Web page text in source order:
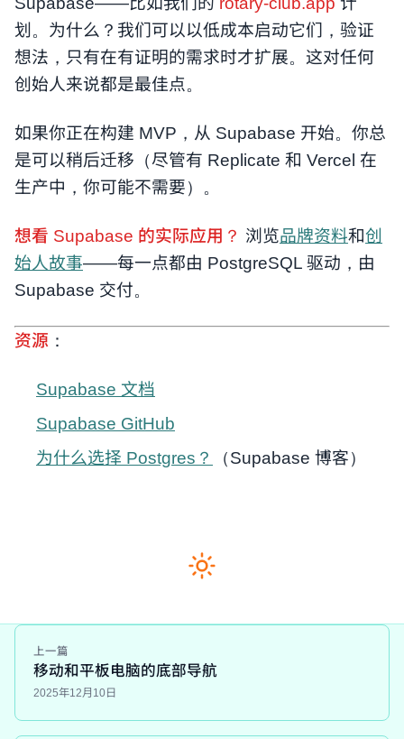
划。为什么？我们可以以低成本启动它们，验证
想法，只有在有证明的需求时才扩展。这对任何
创始人来说都是最佳点。
如果你正在构建 MVP，从 Supabase 开始。你总
是可以稍后迁移（尽管有 Replicate 和 Vercel 在
生产中，你可能不需要）。
想看 Supabase 的实际应用？ 浏览品牌资料和创
始人故事——每一点都由 PostgreSQL 驱动，由
Supabase 交付。
资源 ：
Supabase 文档
Supabase GitHub
为什么选择 Postgres？
（Supabase 博客）
上一篇
移动和平板电脑的底部导航
2025年12月10日